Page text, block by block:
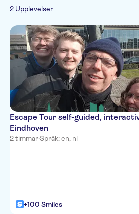
French
Japanese
Chinese
2 Upplevelser
Escape Tour self-guided,
Eindhoven
2 timmar·Språk: en, nl
+100 Smiles